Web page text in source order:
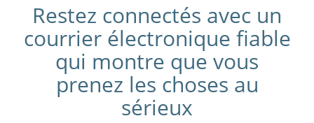
Restez connectés avec un
courrier électronique fiable
qui montre que vous
prenez les choses au
sérieux